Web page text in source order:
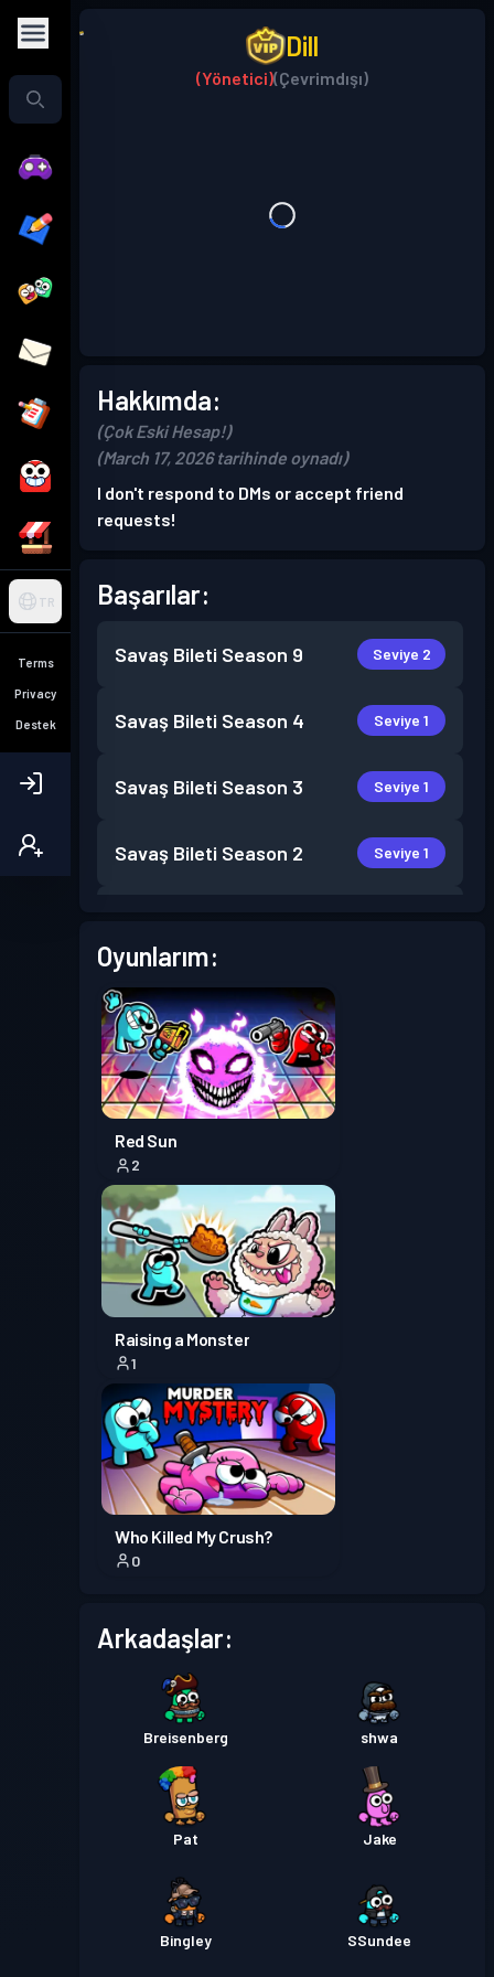
TR
Terms
Privacy
Destek
Dill
(Yönetici)(Çevrimdışı)
Hakkımda:
(Çok Eski Hesap!)
(March 17, 2026 tarihinde oynadı)
I don't respond to DMs or accept friend
requests!
Başarılar:
Savaş Bileti Season 9 Seviye 2
Savaş Bileti Season 4 Seviye 1
Savaş Bileti Season 3 Seviye 1
Savaş Bileti Season 2 Seviye 1
Oyunlarım:
Red Sun
2
Raising a Monster
1
Who Killed My Crush?
0
Arkadaşlar:
Breisenberg shwa
Pat Jake
Bingley SSundee